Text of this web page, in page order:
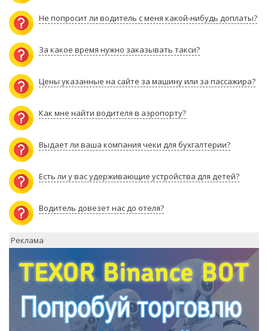
Не попросит ли водитель с меня какой-нибудь доплаты?
За какое время нужно заказывать такси?
Цены указанные на сайте за машину или за пассажира?
Как мне найти водителя в аэропорту?
Выдает ли ваша компания чеки для бухгалтерии?
Есть ли у вас удерживающие устройства для детей?
Водитель довезет нас до отеля?
Реклама